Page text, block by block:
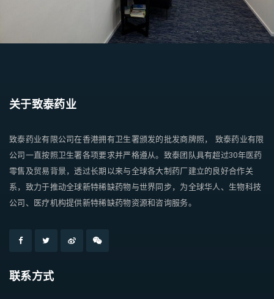
关于致泰药业
致泰药业有限公司在香港拥有卫生署颁发的批发商牌照， 致泰药业有限
公司一直按照卫生署各项要求并严格遵从。致泰团队具有超过30年医药
零售及贸易背景，透过长期以来与全球各大制药厂建立的良好合作关
系，致力于推动全球新特稀缺药物与世界同步，为全球华人、生物科技
公司、医疗机构提供新特稀缺药物资源和咨询服务。
联系方式